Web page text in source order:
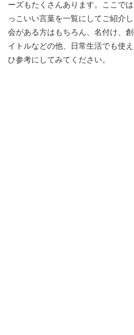
ーズもたくさんあります。ここで
っこいい言葉を一覧にしてご紹介
会がある方はもちろん、名付け、
イトルなどの他、日常生活でも使
ひ参考にしてみてください。